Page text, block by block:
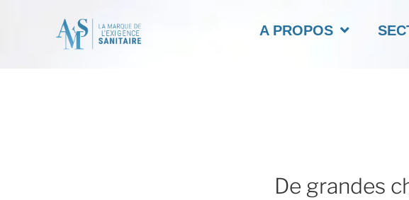
A PROPOS
De grandes